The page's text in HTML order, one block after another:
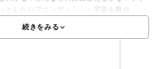
としたハプニング・・・・宇宙を舞台
続きをみる